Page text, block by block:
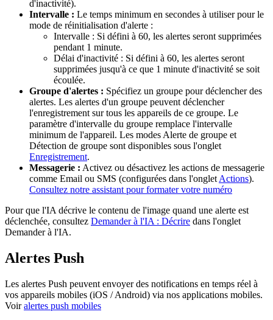
d'inactivité).
Intervalle : Le temps minimum en secondes à utiliser pour le
mode de réinitialisation d'alerte :
Intervalle : Si défini à 60, les alertes seront supprimées
pendant 1 minute.
Délai d'inactivité : Si défini à 60, les alertes seront
supprimées jusqu'à ce que 1 minute d'inactivité se soit
écoulée.
Groupe d'alertes : Spécifiez un groupe pour déclencher des
alertes. Les alertes d'un groupe peuvent déclencher
l'enregistrement sur tous les appareils de ce groupe. Le
paramètre d'intervalle du groupe remplace l'intervalle
minimum de l'appareil. Les modes Alerte de groupe et
Détection de groupe sont disponibles sous l'onglet
Enregistrement.
Messagerie : Activez ou désactivez les actions de messagerie
comme Email ou SMS (configurées dans l'onglet Actions).
Consultez notre assistant pour formater votre numéro
Pour que l'IA décrive le contenu de l'image quand une alerte est
déclenchée, consultez Demander à l'IA : Décrire dans l'onglet
Demander à l'IA.
Alertes Push
Les alertes Push peuvent envoyer des notifications en temps réel à
vos appareils mobiles (iOS / Android) via nos applications mobiles.
Voiralertes push mobiles